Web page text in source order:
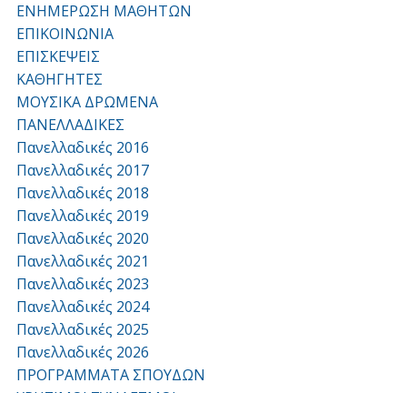
ΕΝΗΜΕΡΩΣΗ ΜΑΘΗΤΩΝ
ΕΠΙΚΟΙΝΩΝΙΑ
ΕΠΙΣΚΕΨΕΙΣ
ΚΑΘΗΓΗΤΕΣ
ΜΟΥΣΙΚΑ ΔΡΩΜΕΝΑ
ΠΑΝΕΛΛΑΔΙΚΕΣ
Πανελλαδικές 2016
Πανελλαδικές 2017
Πανελλαδικές 2018
Πανελλαδικές 2019
Πανελλαδικές 2020
Πανελλαδικές 2021
Πανελλαδικές 2023
Πανελλαδικές 2024
Πανελλαδικές 2025
Πανελλαδικές 2026
ΠΡΟΓΡΑΜΜΑΤΑ ΣΠΟΥΔΩΝ